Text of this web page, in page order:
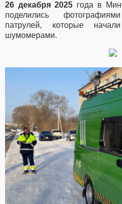
26 декабря 2025 года в
поделились
патрулей, которые
шумомерами.